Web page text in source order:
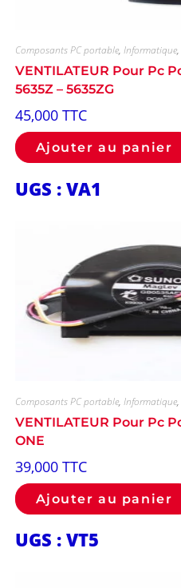
Composants PC portable, Informatique,
VENTILATEUR Pour Pc
5635Z – 5635ZG
45,000 TTC
Ajouter au panier
UGS : VA1
Composants PC portable, Informatique,
VENTILATEUR Pour Pc
ONE
39,000 TTC
Ajouter au panier
UGS : VT5